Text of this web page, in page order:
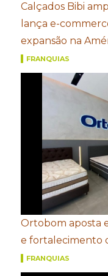
Calçados Bibi
lança e-
expansão na
FRANQUIAS
Ortobom aposta
e fortalecimento
FRANQUIAS